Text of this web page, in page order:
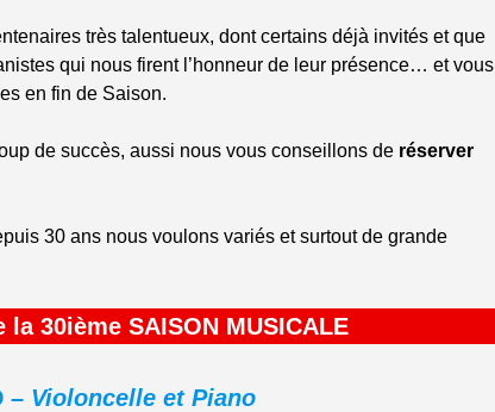
très talentueux, dont certains déjà invités et que
qui nous firent l’honneur de leur présence… et vous
en fin de Saison.
de succès, aussi nous vous conseillons de réserver
30 ans nous voulons variés et surtout de grande
30ième SAISON MUSICALE
– Violoncelle et Piano